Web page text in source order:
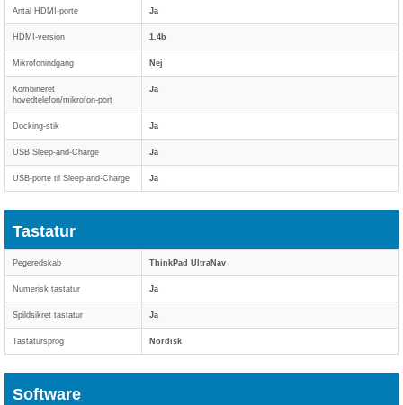
Antal HDMI-porte Ja
HDMI-version 1.4b
Mikrofonindgang Nej
Kombineret
hovedtelefon/mikrofon-port
Ja
Docking-stik Ja
USB Sleep-and-Charge Ja
USB-porte til Sleep-and-Charge Ja
Tastatur
Pegeredskab ThinkPad UltraNav
Numerisk tastatur Ja
Spildsikret tastatur Ja
Tastatursprog Nordisk
Software